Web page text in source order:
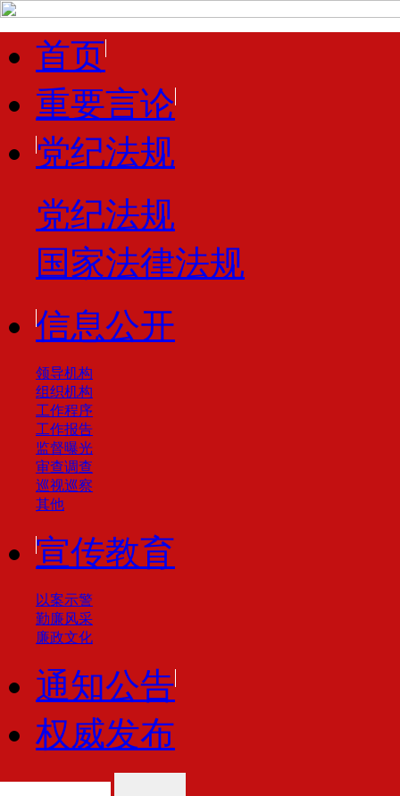
首页
重要言论
党纪法规
党纪法规
国家法律法规
信息公开
领导机构
组织机构
工作程序
工作报告
监督曝光
审查调查
巡视巡察
其他
宣传教育
以案示警
勤廉风采
廉政文化
通知公告
权威发布